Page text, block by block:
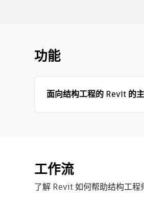
功能
面向结构工程的 Revit 的
工作流
了解 Revit 如何帮助结构工程